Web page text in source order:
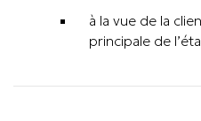
à la vue de la
principale de